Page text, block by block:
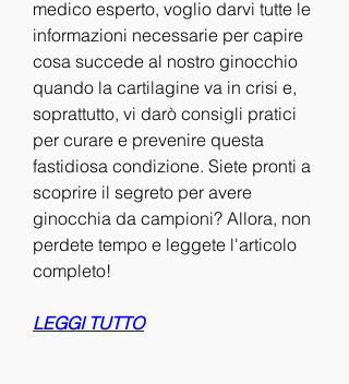
medico esperto, voglio darvi tutte le
informazioni necessarie per capire
cosa succede al nostro ginocchio
quando la cartilagine va in crisi e,
soprattutto, vi darò consigli pratici
per curare e prevenire questa
fastidiosa condizione. Siete pronti a
scoprire il segreto per avere
ginocchia da campioni? Allora, non
perdete tempo e leggete l'articolo
completo!
LEGGI TUTTO